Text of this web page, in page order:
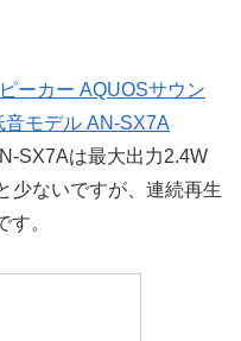
ーカー AQUOSサウン
音モデル AN-SX7A
SX7Aは最大出力2.4W
少ないですが、連続再生
。